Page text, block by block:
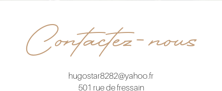
Contactez-nous
hugostar8282@yahoo.fr
501 rue de fressain